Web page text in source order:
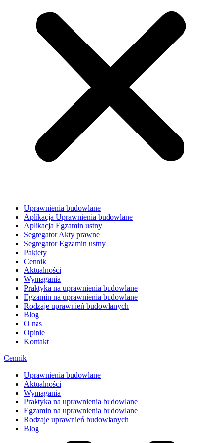
Uprawnienia budowlane
Aplikacja Uprawnienia budowlane
Aplikacja Egzamin ustny
Segregator Akty prawne
Segregator Egzamin ustny
Pakiety
Cennik
Aktualności
Wymagania
Praktyka na uprawnienia budowlane
Egzamin na uprawnienia budowlane
Rodzaje uprawnień budowlanych
Blog
O nas
Opinie
Kontakt
Cennik
Uprawnienia budowlane
Aktualności
Wymagania
Praktyka na uprawnienia budowlane
Egzamin na uprawnienia budowlane
Rodzaje uprawnień budowlanych
Blog